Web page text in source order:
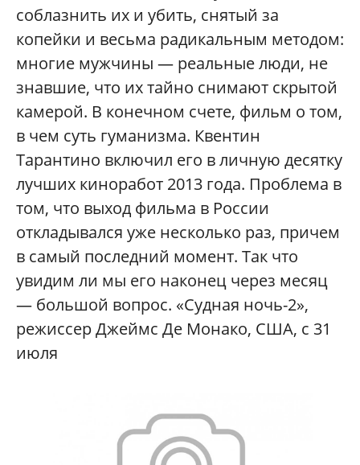
соблазнить их и убить, снятый за
копейки и весьма радикальным методом:
многие мужчины — реальные люди, не
знавшие, что их тайно снимают скрытой
камерой. В конечном счете, фильм о том,
в чем суть гуманизма. Квентин
Тарантино включил его в личную десятку
лучших киноработ 2013 года. Проблема в
том, что выход фильма в России
откладывался уже несколько раз, причем
в самый последний момент. Так что
увидим ли мы его наконец через месяц
— большой вопрос. «Судная ночь-2»,
режиссер Джеймс Де Монако, США, с 31
июля